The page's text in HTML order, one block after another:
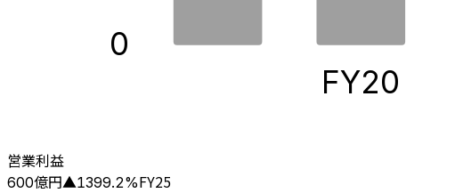
0
FY20
営業利益
600億円▲1399.2%FY25